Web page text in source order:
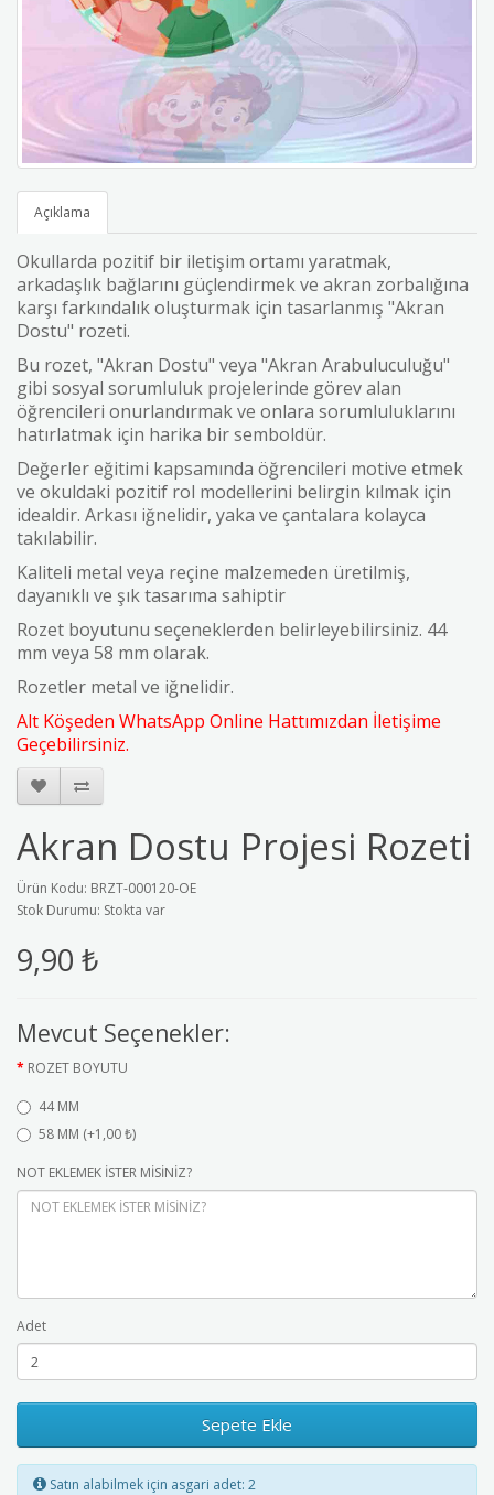
Açıklama
Okullarda pozitif bir iletişim ortamı yaratmak,
arkadaşlık bağlarını güçlendirmek ve akran zorbalığına
karşı farkındalık oluşturmak için tasarlanmış "Akran
Dostu" rozeti.
Bu rozet, "Akran Dostu" veya "Akran Arabuluculuğu"
gibi sosyal sorumluluk projelerinde görev alan
öğrencileri onurlandırmak ve onlara sorumluluklarını
hatırlatmak için harika bir semboldür.
Değerler eğitimi kapsamında öğrencileri motive etmek
ve okuldaki pozitif rol modellerini belirgin kılmak için
idealdir. Arkası iğnelidir, yaka ve çantalara kolayca
takılabilir.
Kaliteli metal veya reçine malzemeden üretilmiş,
dayanıklı ve şık tasarıma sahiptir
Rozet boyutunu seçeneklerden belirleyebilirsiniz. 44
mm veya 58 mm olarak.
Rozetler metal ve iğnelidir.
Alt Köşeden WhatsApp Online Hattımızdan İletişime
Geçebilirsiniz.
Akran Dostu Projesi Rozeti
Ürün Kodu: BRZT-000120-OE
Stok Durumu: Stokta var
9,90 ₺
Mevcut Seçenekler:
ROZET BOYUTU
44 MM
58 MM (+1,00 ₺)
NOT EKLEMEK İSTER MİSİNİZ?
Adet
Sepete Ekle
Satın alabilmek için asgari adet: 2